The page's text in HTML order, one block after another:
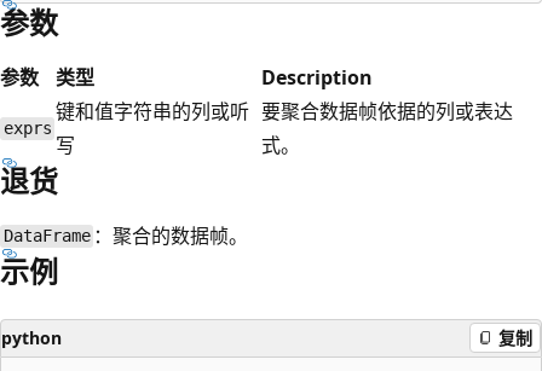
参数
参数 类型 Description
exprs
键和值字符串的列或听
写
要聚合数据帧依据的列或表达
式。
退货
DataFrame ：聚合的数据帧。
示例
python 复制